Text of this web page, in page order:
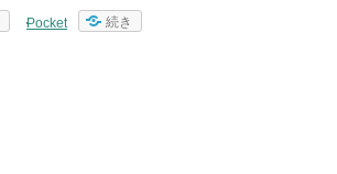
Pocket 続き